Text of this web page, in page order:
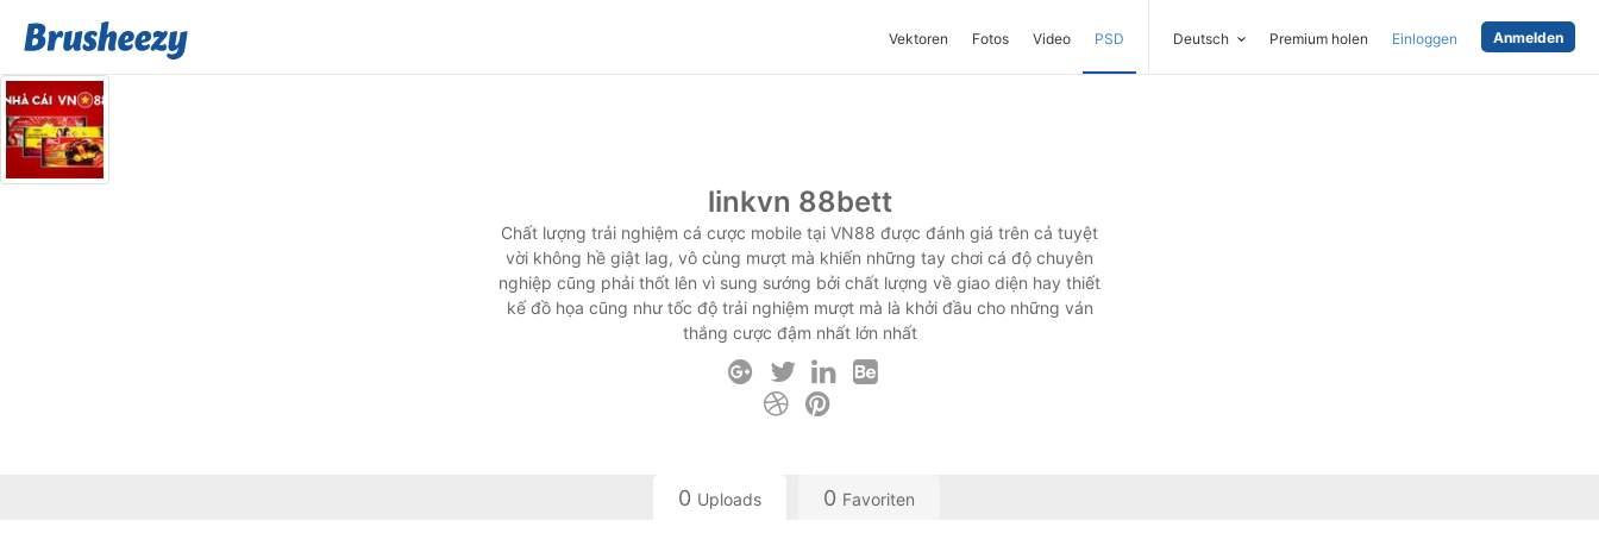
Vektoren Fotos Video PSD Deutsch Premium holen Einloggen Anmelden
linkvn 88bett
Chất lượng trải nghiệm cá cược mobile tại VN88 được đánh giá trên cả tuyệt
vời không hề giật lag, vô cùng mượt mà khiến những tay chơi cá độ chuyên
nghiệp cũng phải thốt lên vì sung sướng bởi chất lượng về giao diện hay thiết
kế đồ họa cũng như tốc độ trải nghiệm mượt mà là khởi đầu cho những ván
thắng cược đậm nhất lớn nhất
0 Uploads 0 Favoriten